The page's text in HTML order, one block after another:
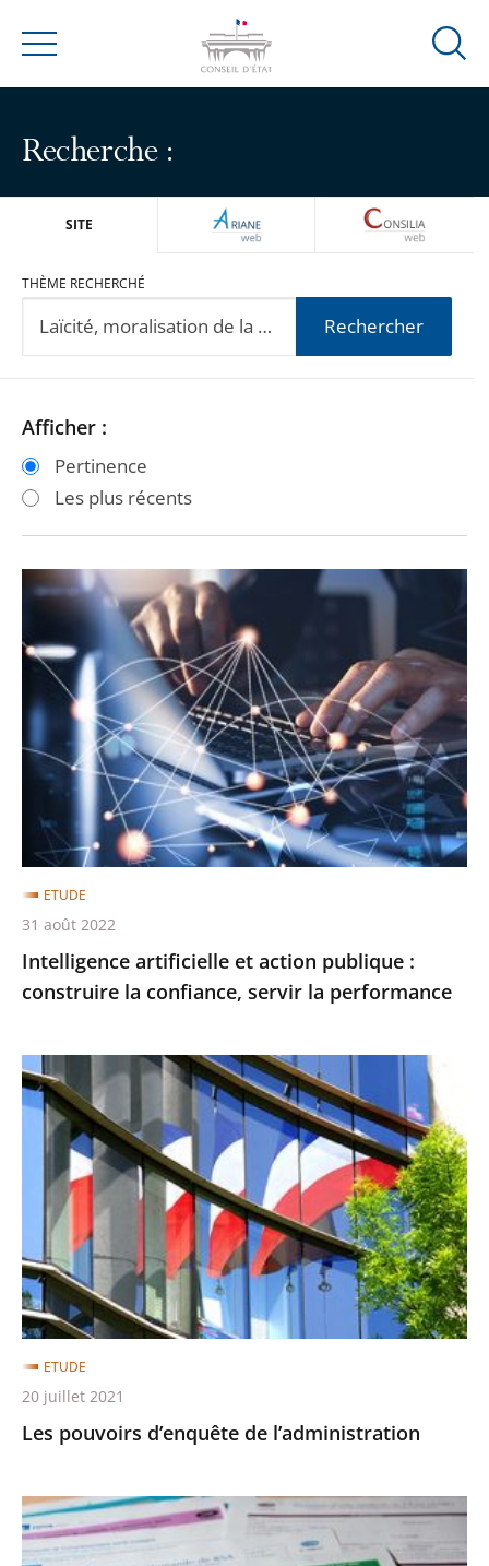
Menu
Ouvrir
Recherche :
SITE ARIANEWEB
THÈME RECHERCHÉ
Rechercher
Passer
les
filtres
après
Passer
les
filtres
avant
Afficher :
Pertinence
Les plus récents
Intelligence
artificielle
et
action
publique
construire
confiance,
servir
la
performance
Intelligence artificielle et action publique :
construire la confiance, servir la performance
ETUDE
31 août 2022
Les
pouvoirs
d’enquête
l’administration
Les pouvoirs d’enquête de l’administration
ETUDE
20 juillet 2021
Conditions
de